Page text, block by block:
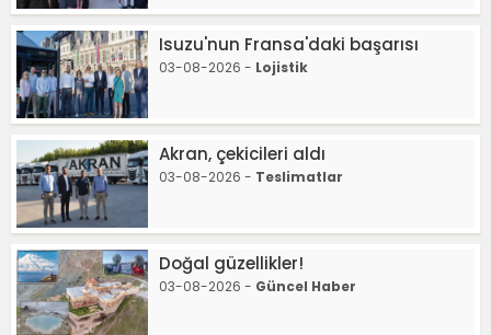
Isuzu'nun Fransa'daki başarısı
03-08-2026 - Lojistik
Akran, çekicileri aldı
03-08-2026 - Teslimatlar
Doğal güzellikler!
03-08-2026 - Güncel Haber